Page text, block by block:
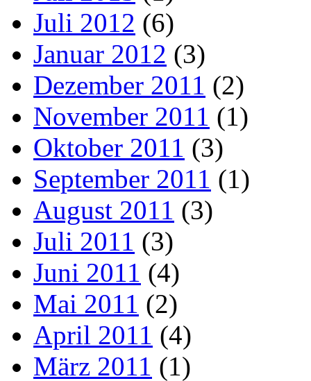
Juli 2012 (6)
Januar 2012 (3)
Dezember 2011 (2)
November 2011 (1)
Oktober 2011 (3)
September 2011 (1)
August 2011 (3)
Juli 2011 (3)
Juni 2011 (4)
Mai 2011 (2)
April 2011 (4)
März 2011 (1)